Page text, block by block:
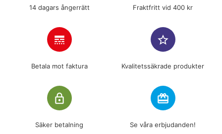
14 dagars ångerrätt Fraktfritt vid 400 kr
line_style
Betala mot faktura
star_border
Kvalitetssäkrade produkter
lock_outline
Säker betalning
redeem
Se våra erbjudanden!